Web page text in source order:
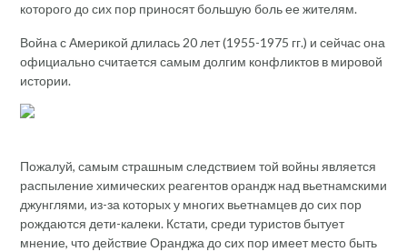
которого до сих пор приносят большую боль ее жителям.
Война с Америкой длилась 20 лет (1955-1975 гг.) и сейчас она
официально считается самым долгим конфликтов в мировой
истории.
Пожалуй, самым страшным следствием той войны является
распыление химических реагентов орандж над вьетнамскими
джунглями, из-за которых у многих вьетнамцев до сих пор
рождаются дети-калеки. Кстати, среди туристов бытует
мнение, что действие Оранджа до сих пор имеет место быть